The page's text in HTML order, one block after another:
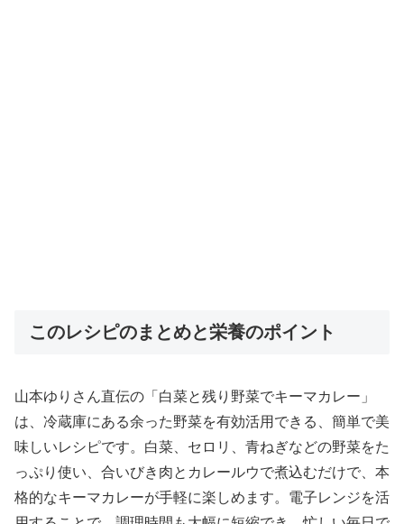
このレシピのまとめと栄養のポイント
山本ゆりさん直伝の「白菜と残り野菜でキーマカレー」
は、冷蔵庫にある余った野菜を有効活用できる、簡単で美
味しいレシピです。白菜、セロリ、青ねぎなどの野菜をた
っぷり使い、合いびき肉とカレールウで煮込むだけで、本
格的なキーマカレーが手軽に楽しめます。電子レンジを活